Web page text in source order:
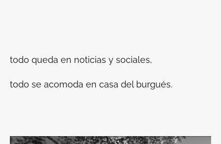
todo queda en noticias y sociales,
todo se acomoda en casa del burgués.